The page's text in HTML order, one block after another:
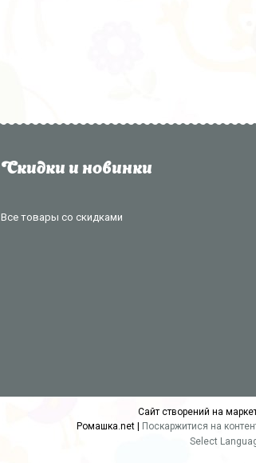
Скидки и новинки
Все товары со скидками
Сайт створений на
Поскаржитися на
Select